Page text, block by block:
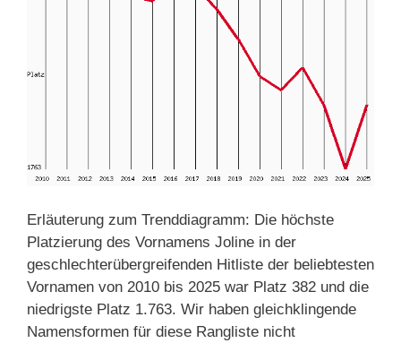
Erläuterung zum Trenddiagramm: Die höchste
Platzierung des Vornamens Joline in der
geschlechterübergreifenden Hitliste der beliebtesten
Vornamen von 2010 bis 2025 war Platz 382 und die
niedrigste Platz 1.763. Wir haben gleichklingende
Namensformen für diese Rangliste nicht